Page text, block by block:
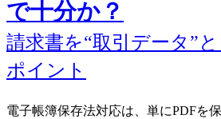
で十分か？
請求書を“取引データ”
ポイント
電子帳簿保存法対応は、単にPDFを